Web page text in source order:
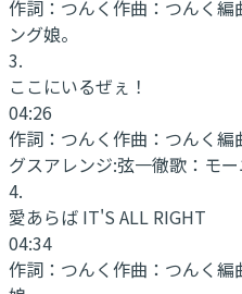
作詞： つんく作曲： つんく編
ング娘。
3.
ここにいるぜぇ！
04:26
作詞： つんく作曲： つんく編
グスアレンジ:弦一徹歌： モ
4.
愛あらば IT'S ALL RIGHT
04:34
作詞： つんく作曲： つんく編